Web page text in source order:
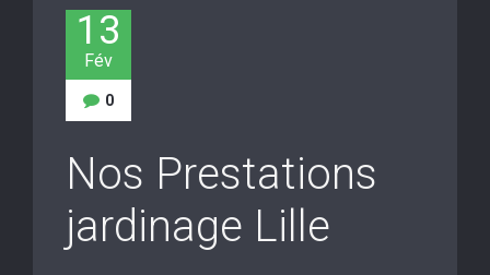
13
Fév
0
Nos Prestations
jardinage Lille